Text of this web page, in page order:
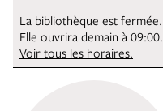
La bibliothèque est fermée.
Elle ouvrira demain à 09:00.
Voir tous les horaires.